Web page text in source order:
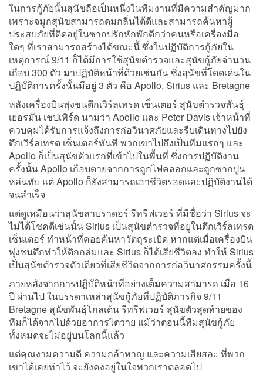
ในการกู้ภัยนั้นสุนัขถือเป็นหนึ่งในทีมงานที่มีความสำคัญมาก
เพราะจมูกสุนัขสามารถดมกลิ่นได้ดีและสามารถค้นหาผู้
ประสบภัยที่ติดอยู่ในซากปรักหักพักดีกว่าคนหรือเครื่องมือ
ใดๆ ที่เราสามารถสร้างได้ขณะนี้ ซึ่งในปฏิบัติการกู้ภัยใน
เหตุการณ์ 9/11 ก็ได้มีการใช้สุนัขตำรวจและสุนัขกู้ภัยจำนวน
เกือบ 300 ตัว มาปฏิบัติหน้าที่ด้วยเช่นกัน ซึ่งสุนัขที่โดดเด่นใน
ปฏิบัติการครั้งนั้นมีอยู่ 3 ตัว คือ Apollo, Sirius และ Bretagne
หลังเครื่องบินพุ่งชนตึกเวิร์ลเทรด เซ็นเตอร์ สุนัขตำรวจพันธุ์
เยอรมัน เชปเพิร์ด นามว่า Apollo และ Peter Davis เจ้าหน้าที่
ควบคุมได้รับการแจ้งถึงการก่อวินาศภัยและรีบเดินทางไปยัง
ตึกเวิร์ลเทรด เซ็นเตอร์ทันที พวกเขาไปถึงเป็นทีมแรกๆ และ
Apollo ก็เป็นสุนัขตัวแรกที่เข้าไปในพื้นที่ ซึ่งการปฏิบัติงาน
ครั้งนั้น Apollo เกือบตายจากการถูกไฟคลอกและถูกซากปูน
หล่นทับ แต่ Apollo ก็ยังสามารถเอาชีวิตรอดและปฏิบัติงานได้
จนสำเร็จ
แต่ดูเหมือนว่าสุนัขลาบราดอร์ รีทรีฟเวอร์ ที่มีชื่อว่า Sirius จะ
ไม่ได้โชคดีเช่นนั้น Sirius เป็นสุนัขตำรวจที่อยูในตึกเวิร์ลเทรด
เซ็นเตอร์ ทำหน้าที่คอยค้นหาวัตถุระเบิด หากแต่เมื่อเครื่องบิน
พุ่งชนตึกทำให้ตึกถล่มและ Sirius ก็ได้เสียชีวิตลง ทำให้ Sirius
เป็นสุนัขตำรวจตัวเดียวที่เสียชีวิตจากการก่อวินาศกรรมครั้งนี้
ภายหลังจากการปฏิบัติหน้าที่อย่างเต็มความสามารถ เมื่อ 16
ปี ผ่านไป ในบรรดาเหล่าสุนัขกู้ภัยที่ปฏิบัติภารกิจ 9/11
Bretagne สุนัขพันธุ์โกลเด้น รีทรีฟเวอร์ สุนัขตัวสุดท้ายของ
ทีมก็ได้จากไปด้วยอาการไตวาย แม้ว่าตอนนี้ทีมสุนัขกู้ภัย
ทั้งหมดจะไม่อยู่บนโลกนี้แล้ว
แต่คุณงามความดี ความกล้าหาญ และความเสียสละ ที่พวก
เขาได้เคยทำไว้ จะยังคงอยู่ในใจพวกเราตลอดไป